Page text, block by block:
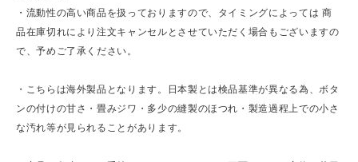
・流動性の高い商品を扱っておりますので、タイミングによっては 商
品在庫切れにより注文キャンセルとさせていただく場合もございますの
で、予めご了承ください。
・こちらは海外製品となります。日本製とは検品基準が異なる為、ボタ
ンの付けの甘さ・畳みジワ・多少の縫製のほつれ・製造過程上での小さ
な汚れ等が見られることがあります。